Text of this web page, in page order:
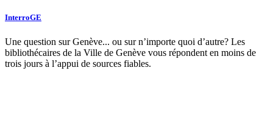
InterroGE
Une question sur Genève... ou sur n’importe quoi d’autre? Les
bibliothécaires de la Ville de Genève vous répondent en moins de
trois jours à l’appui de sources fiables.